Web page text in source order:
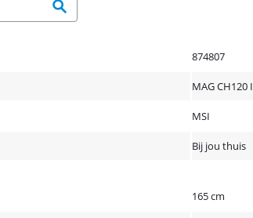
874807
MAG CH120 I
MSI
Bij jou thuis
165 cm